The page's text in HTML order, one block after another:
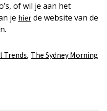
of wil je aan het
je hier de website van de
Trends, The Sydney Morning